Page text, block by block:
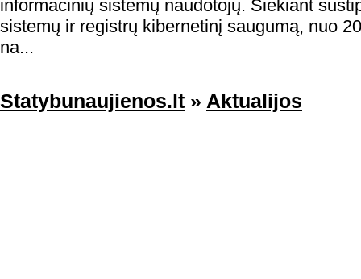
informacinių sistemų naudotojų. Siekiant
sistemų ir registrų kibernetinį saugumą, nuo
na...
Statybunaujienos.lt » Aktualijos